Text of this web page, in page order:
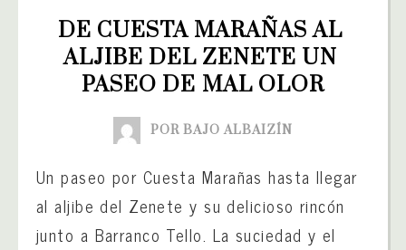
DE CUESTA MARAÑAS AL
ALJIBE DEL ZENETE UN
PASEO DE MAL OLOR
POR BAJO ALBAIZÍN
Un paseo por Cuesta Marañas hasta llegar
al aljibe del Zenete y su delicioso rincón
junto a Barranco Tello. La suciedad y el